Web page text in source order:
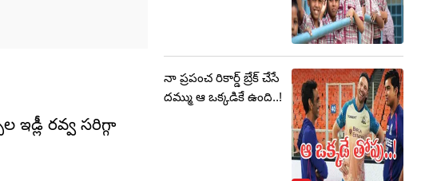
ఇడ్లీ రవ్వ సరిగ్గా
నా ప్రపంచ రికార్డ్ బ్రేక్ చేసే
దమ్ము ఆ ఒక్కడికే ఉంది..!